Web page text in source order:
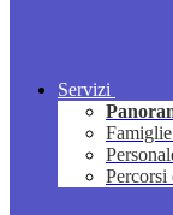
Servizi
Percorsi